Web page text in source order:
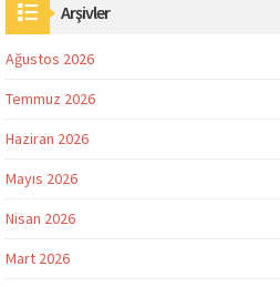
Arşivler
Ağustos 2026
Temmuz 2026
Haziran 2026
Mayıs 2026
Nisan 2026
Mart 2026